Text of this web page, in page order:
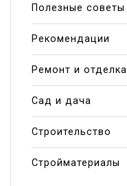
Полезные советы
Рекомендации
Ремонт и отделка
Сад и дача
Строительство
Стройматериалы